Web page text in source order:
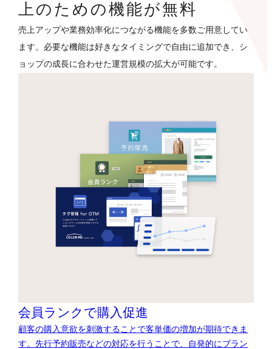
上のための機能が無料
売上アップや業務効率化につながる機能を多数ご用意してい
ます。必要な機能は好きなタイミングで自由に追加でき、シ
ョップの成長に合わせた運営規模の拡大が可能です。
会員ランクで購入促進
顧客の購入意欲を刺激することで客単価の増加が期待できま
す。先行予約販売などの対応を行うことで、自発的にブラン